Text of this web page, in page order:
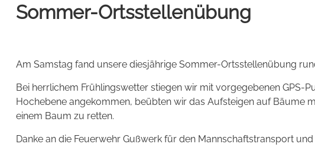
Sommer-Ortsstellenübung
Am Samstag fand unsere diesjährige Sommer-Ortsstellenübung
Bei herrlichem Frühlingswetter stiegen wir mit vorgegebenen GPS-
Hochebene angekommen, beübten wir das Aufsteigen auf Bäume
einem Baum zu retten.
Danke an die Feuerwehr Gußwerk für den Mannschaftstransport